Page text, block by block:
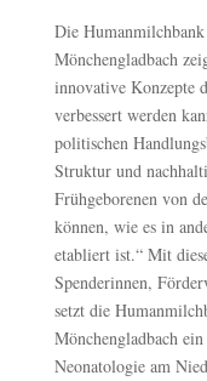
Die
Mönchengladbach
innovative Konzepte
verbessert werden
politischen
Struktur und
Frühgeborenen von
können, wie es in
etabliert ist.“ Mit
Spenderinnen,
setzt die
Mönchengladbach
Neonatologie am